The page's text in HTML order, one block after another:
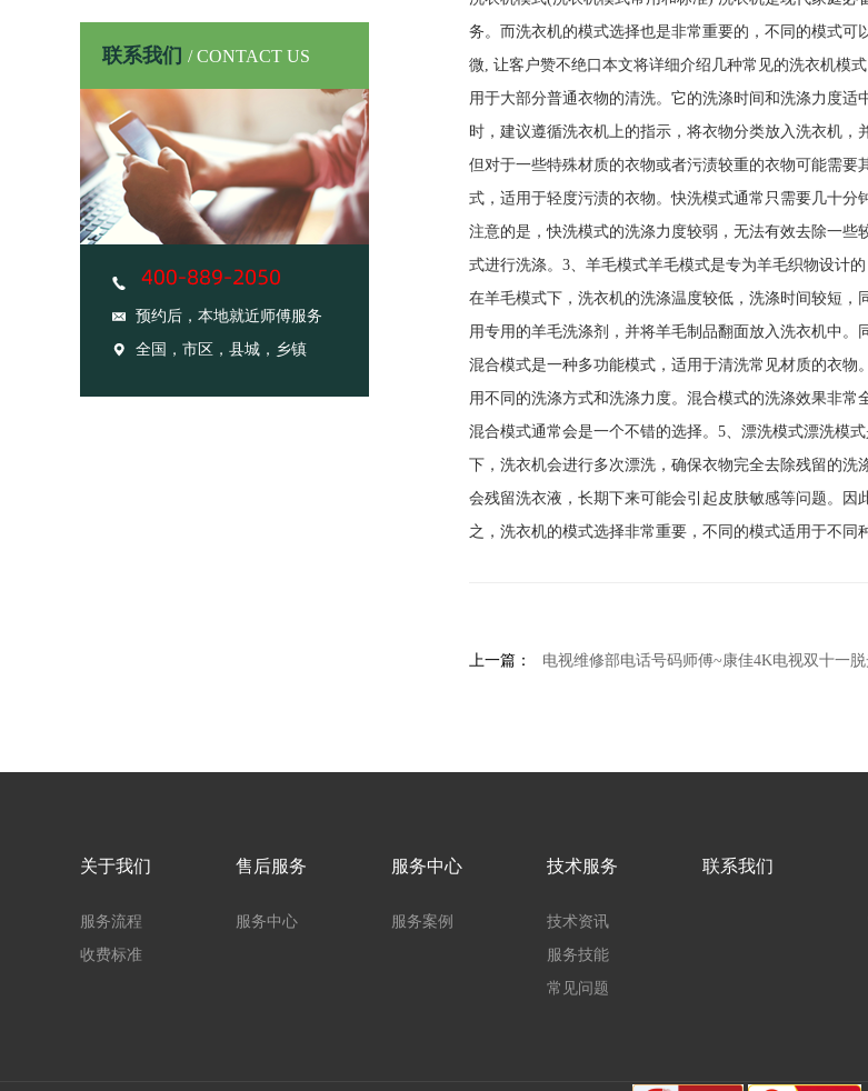
联系我们 / CONTACT US
预约后，本地就近师傅服务
全国，市区，县城，乡镇
务。而洗衣机的模式选择也是非常重要的，不同的模式
微, 让客户赞不绝口本文将详细介绍几种常见的洗衣机模
用于大部分普通衣物的清洗。它的洗涤时间和洗涤力度
时，建议遵循洗衣机上的指示，将衣物分类放入洗衣机，
但对于一些特殊材质的衣物或者污渍较重的衣物可能需
式，适用于轻度污渍的衣物。快洗模式通常只需要几十
注意的是，快洗模式的洗涤力度较弱，无法有效去除一
式进行洗涤。3、羊毛模式羊毛模式是专为羊毛织物设计
在羊毛模式下，洗衣机的洗涤温度较低，洗涤时间较短
用专用的羊毛洗涤剂，并将羊毛制品翻面放入洗衣机中
混合模式是一种多功能模式，适用于清洗常见材质的衣
用不同的洗涤方式和洗涤力度。混合模式的洗涤效果非常
混合模式通常会是一个不错的选择。5、漂洗模式漂洗模
下，洗衣机会进行多次漂洗，确保衣物完全去除残留的
会残留洗衣液，长期下来可能会引起皮肤敏感等问题。
之，洗衣机的模式选择非常重要，不同的模式适用于不同
上一篇： 电视维修部电话号码师傅~康佳4K电视双十一脱光促 为恒大亚冠决赛
关于我们
服务流程
收费标准
售后服务
服务中心
服务中心
服务案例
技术服务
技术资讯
服务技能
常见问题
联系我们